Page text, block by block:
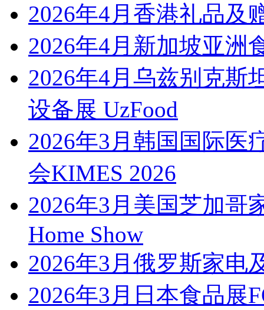
2026年4月香港礼品及
2026年4月新加坡亚洲
2026年4月乌兹别克斯
设备展 UzFood
2026年3月韩国国际医
会KIMES 2026
2026年3月美国芝加哥
Home Show
2026年3月俄罗斯家电
2026年3月日本食品展